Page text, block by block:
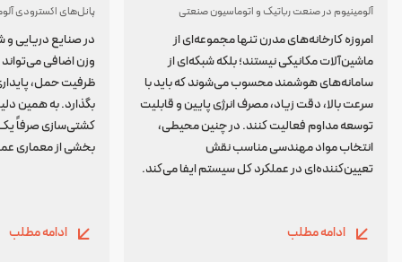
آلومینیوم در صنعت رباتیک و اتوماسیون صنعتی
امروزه کارخانه‌های مدرن تنها مجموعه‌ای از
ماشین‌آلات مکانیکی نیستند؛ بلکه شبکه‌ای از
سامانه‌های هوشمند محسوب می‌شوند که باید با
سرعت بالا، دقت زیاد، مصرف انرژی پایین و قابلیت
توسعه مداوم فعالیت کنند. در چنین محیطی،
انتخاب مواد مهندسی مناسب نقش
تعیین‌کننده‌ای در عملکرد کل سیستم ایفا می‌کند.
ادامه مطلب
پانل‌های اکسترودی
در صنایع دریایی و
وزن اضافی
ظرفیت حمل،
بگذارد. به همین
کشتی‌سازی صرفاً
بخشی از معماری
ادامه مطلب